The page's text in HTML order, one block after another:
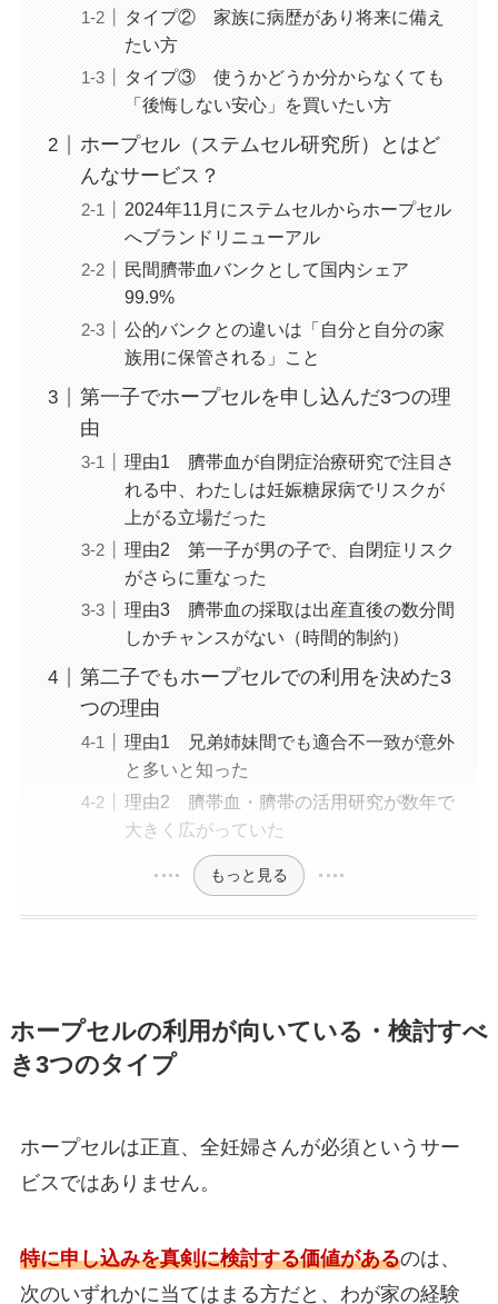
タイプ② 家族に病歴があり将来に備え
たい方
タイプ③ 使うかどうか分からなくても
「後悔しない安心」を買いたい方
ホープセル（ステムセル研究所）とはど
んなサービス？
2024年11月にステムセルからホープセル
へブランドリニューアル
民間臍帯血バンクとして国内シェア
99.9%
公的バンクとの違いは「自分と自分の家
族用に保管される」こと
第一子でホープセルを申し込んだ3つの理
由
理由1 臍帯血が自閉症治療研究で注目さ
れる中、わたしは妊娠糖尿病でリスクが
上がる立場だった
理由2 第一子が男の子で、自閉症リスク
がさらに重なった
理由3 臍帯血の採取は出産直後の数分間
しかチャンスがない（時間的制約）
第二子でもホープセルでの利用を決めた3
つの理由
理由1 兄弟姉妹間でも適合不一致が意外
と多いと知った
理由2 臍帯血・臍帯の活用研究が数年で
大きく広がっていた
もっと見る
ホープセルの利用が向いている・検討すべ
き3つのタイプ
ホープセルは正直、全妊婦さんが必須というサー
ビスではありません。
特に申し込みを真剣に検討する価値があるのは、
次のいずれかに当てはまる方だと、わが家の経験